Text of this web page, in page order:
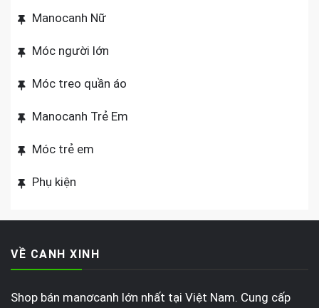
Manocanh Nữ
Móc người lớn
Móc treo quần áo
Manocanh Trẻ Em
Móc trẻ em
Phụ kiện
VỀ CANH XINH
Shop bán manơcanh lớn nhất tại Việt Nam. Cung cấp